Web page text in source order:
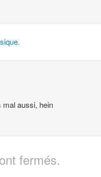
mal aussi, hein
fermés.